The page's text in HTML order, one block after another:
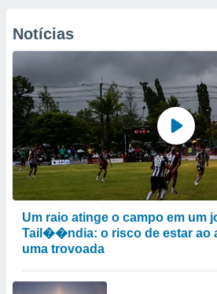
Notícias
Um raio atinge o campo em um
Tail��ndia: o risco de estar ao
uma trovoada